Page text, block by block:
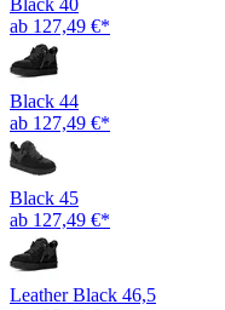
ab 127,49 €*
Black 44
ab 127,49 €*
Black 45
ab 127,49 €*
Leather Black 46,5